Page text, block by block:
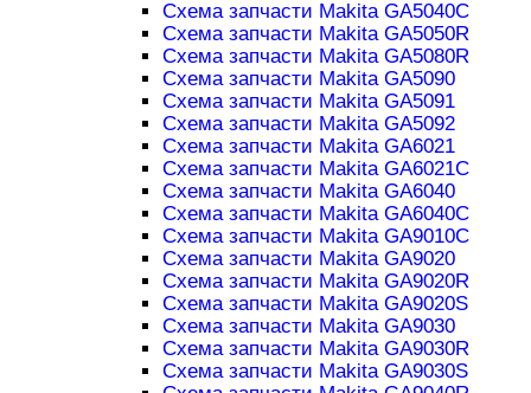
Схема запчасти Makita GA5040C
Схема запчасти Makita GA5050R
Схема запчасти Makita GA5080R
Схема запчасти Makita GA5090
Схема запчасти Makita GA5091
Схема запчасти Makita GA5092
Схема запчасти Makita GA6021
Схема запчасти Makita GA6021C
Схема запчасти Makita GA6040
Схема запчасти Makita GA6040C
Схема запчасти Makita GA9010C
Схема запчасти Makita GA9020
Схема запчасти Makita GA9020R
Схема запчасти Makita GA9020S
Схема запчасти Makita GA9030
Схема запчасти Makita GA9030R
Схема запчасти Makita GA9030S